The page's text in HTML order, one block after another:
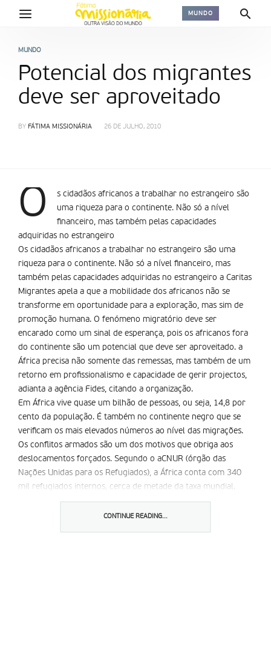
MUNDO
MUNDO
Potencial dos migrantes
deve ser aproveitado
BY FÁTIMA MISSIONÁRIA 26 DE JULHO, 2010
O
s cidadãos africanos a trabalhar no estrangeiro são
uma riqueza para o continente. Não só a nível
financeiro, mas também pelas capacidades
adquiridas no estrangeiro
Os cidadãos africanos a trabalhar no estrangeiro são uma
riqueza para o continente. Não só a nível financeiro, mas
também pelas capacidades adquiridas no estrangeiro a Caritas
Migrantes apela a que a mobilidade dos africanos não se
transforme em oportunidade para a exploração, mas sim de
promoção humana. O fenómeno migratório deve ser
encarado como um sinal de esperança, pois os africanos fora
do continente são um potencial que deve ser aproveitado. a
África precisa não somente das remessas, mas também de um
retorno em profissionalismo e capacidade de gerir projectos,
adianta a agência Fides, citando a organização.
Em África vive quase um bilhão de pessoas, ou seja, 14,8 por
cento da população. É também no continente negro que se
verificam os mais elevados números ao nível das migrações.
Os conflitos armados são um dos motivos que obriga aos
deslocamentos forçados. Segundo o aCNUR (órgão das
Nações Unidas para os Refugiados), a África conta com 340
mil refugiados internos, cerca de metade da taxa mundial.
CONTINUE READING...